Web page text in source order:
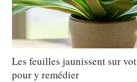
Les feuilles jaunissent sur
pour y remédier